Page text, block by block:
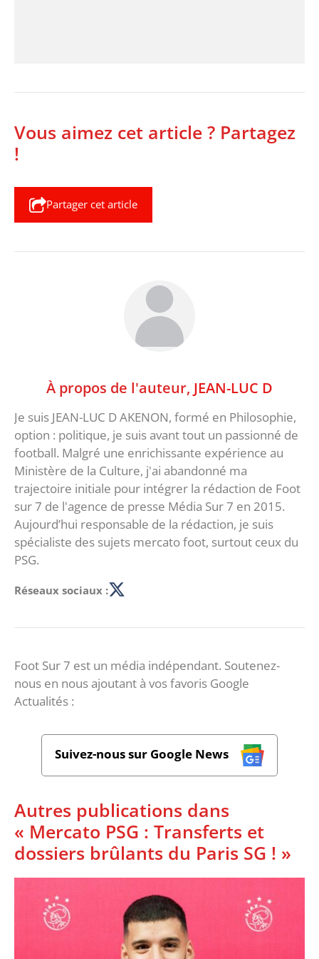
Vous aimez cet article ? Partagez
!
Partager cet article
À propos de l'auteur, JEAN-LUC D
Je suis JEAN-LUC D AKENON, formé en Philosophie,
option : politique, je suis avant tout un passionné de
football. Malgré une enrichissante expérience au
Ministère de la Culture, j'ai abandonné ma
trajectoire initiale pour intégrer la rédaction de Foot
sur 7 de l'agence de presse Média Sur 7 en 2015.
Aujourd’hui responsable de la rédaction, je suis
spécialiste des sujets mercato foot, surtout ceux du
PSG.
Réseaux sociaux :
Foot Sur 7 est un média indépendant. Soutenez-
nous en nous ajoutant à vos favoris Google
Actualités :
Suivez-nous sur Google News
Autres publications dans
« Mercato PSG : Transferts et
dossiers brûlants du Paris SG ! »